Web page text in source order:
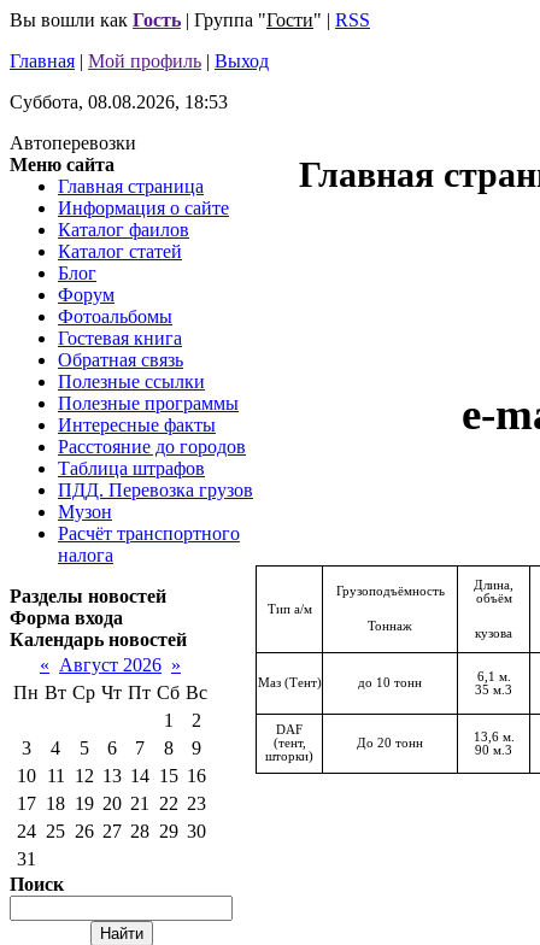
Вы вошли как Гость | Группа "Гости" | RSS
Главная | Мой профиль | Выход
Суббота, 08.08.2026, 18:53
Автоперевозки
Меню сайта
Главная страница
Информация о сайте
Каталог фаилов
Каталог статей
Блог
Форум
Фотоальбомы
Гостевая книга
Обратная связь
Полезные ссылки
Полезные программы
Интересные факты
Расстояние до городов
Таблица штрафов
ПДД. Перевозка грузов
Музон
Расчёт транспортного
налога
Разделы новостей
Форма входа
Календарь новостей
« Август 2026 »
Пн Вт Ср Чт Пт Сб Вс
1
2
3
4 5 6 7 8
9
10
11 12 13 14 15 16
17 18 19 20 21 22 23
24 25 26 27 28 29 30
31
Поиск
Главная
e-
Тип а/м
Грузоподъёмность
Тоннаж
Длина,
объём
кузова
Маз (Тент) до 10 тонн
6,1 м.
35 м.3
DAF
(тент,
шторки)
До 20 тонн
13,6 м.
90 м.3